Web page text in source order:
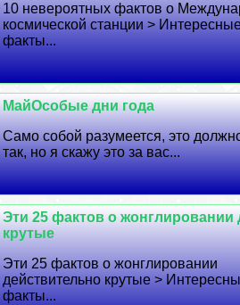
10 невероятных фактов о
космической станции >
факты...
МайОсобые дни года
Само собой разумеется, это
так, но я скажу это за вас...
Эти 25 фактов о жонглировании
крутые
Эти 25 фактов о жонглировании
действительно крутые >
факты...